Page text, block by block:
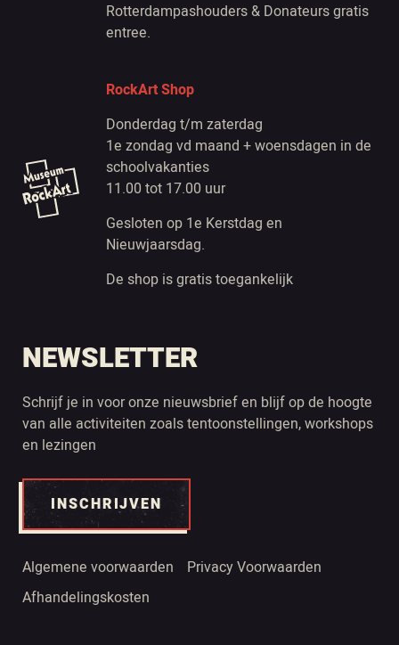
Rotterdampashouders & Donateurs gratis
entree.
RockArt Shop
Donderdag t/m zaterdag
1e zondag vd maand + woensdagen in de
schoolvakanties
11.00 tot 17.00 uur
Gesloten op 1e Kerstdag en
Nieuwjaarsdag.
De shop is gratis toegankelijk
NEWSLETTER
Schrijf je in voor onze nieuwsbrief en blijf op de hoogte
van alle activiteiten zoals tentoonstellingen, workshops
en lezingen
INSCHRIJVEN
Algemene voorwaarden
Privacy Voorwaarden
Afhandelingskosten